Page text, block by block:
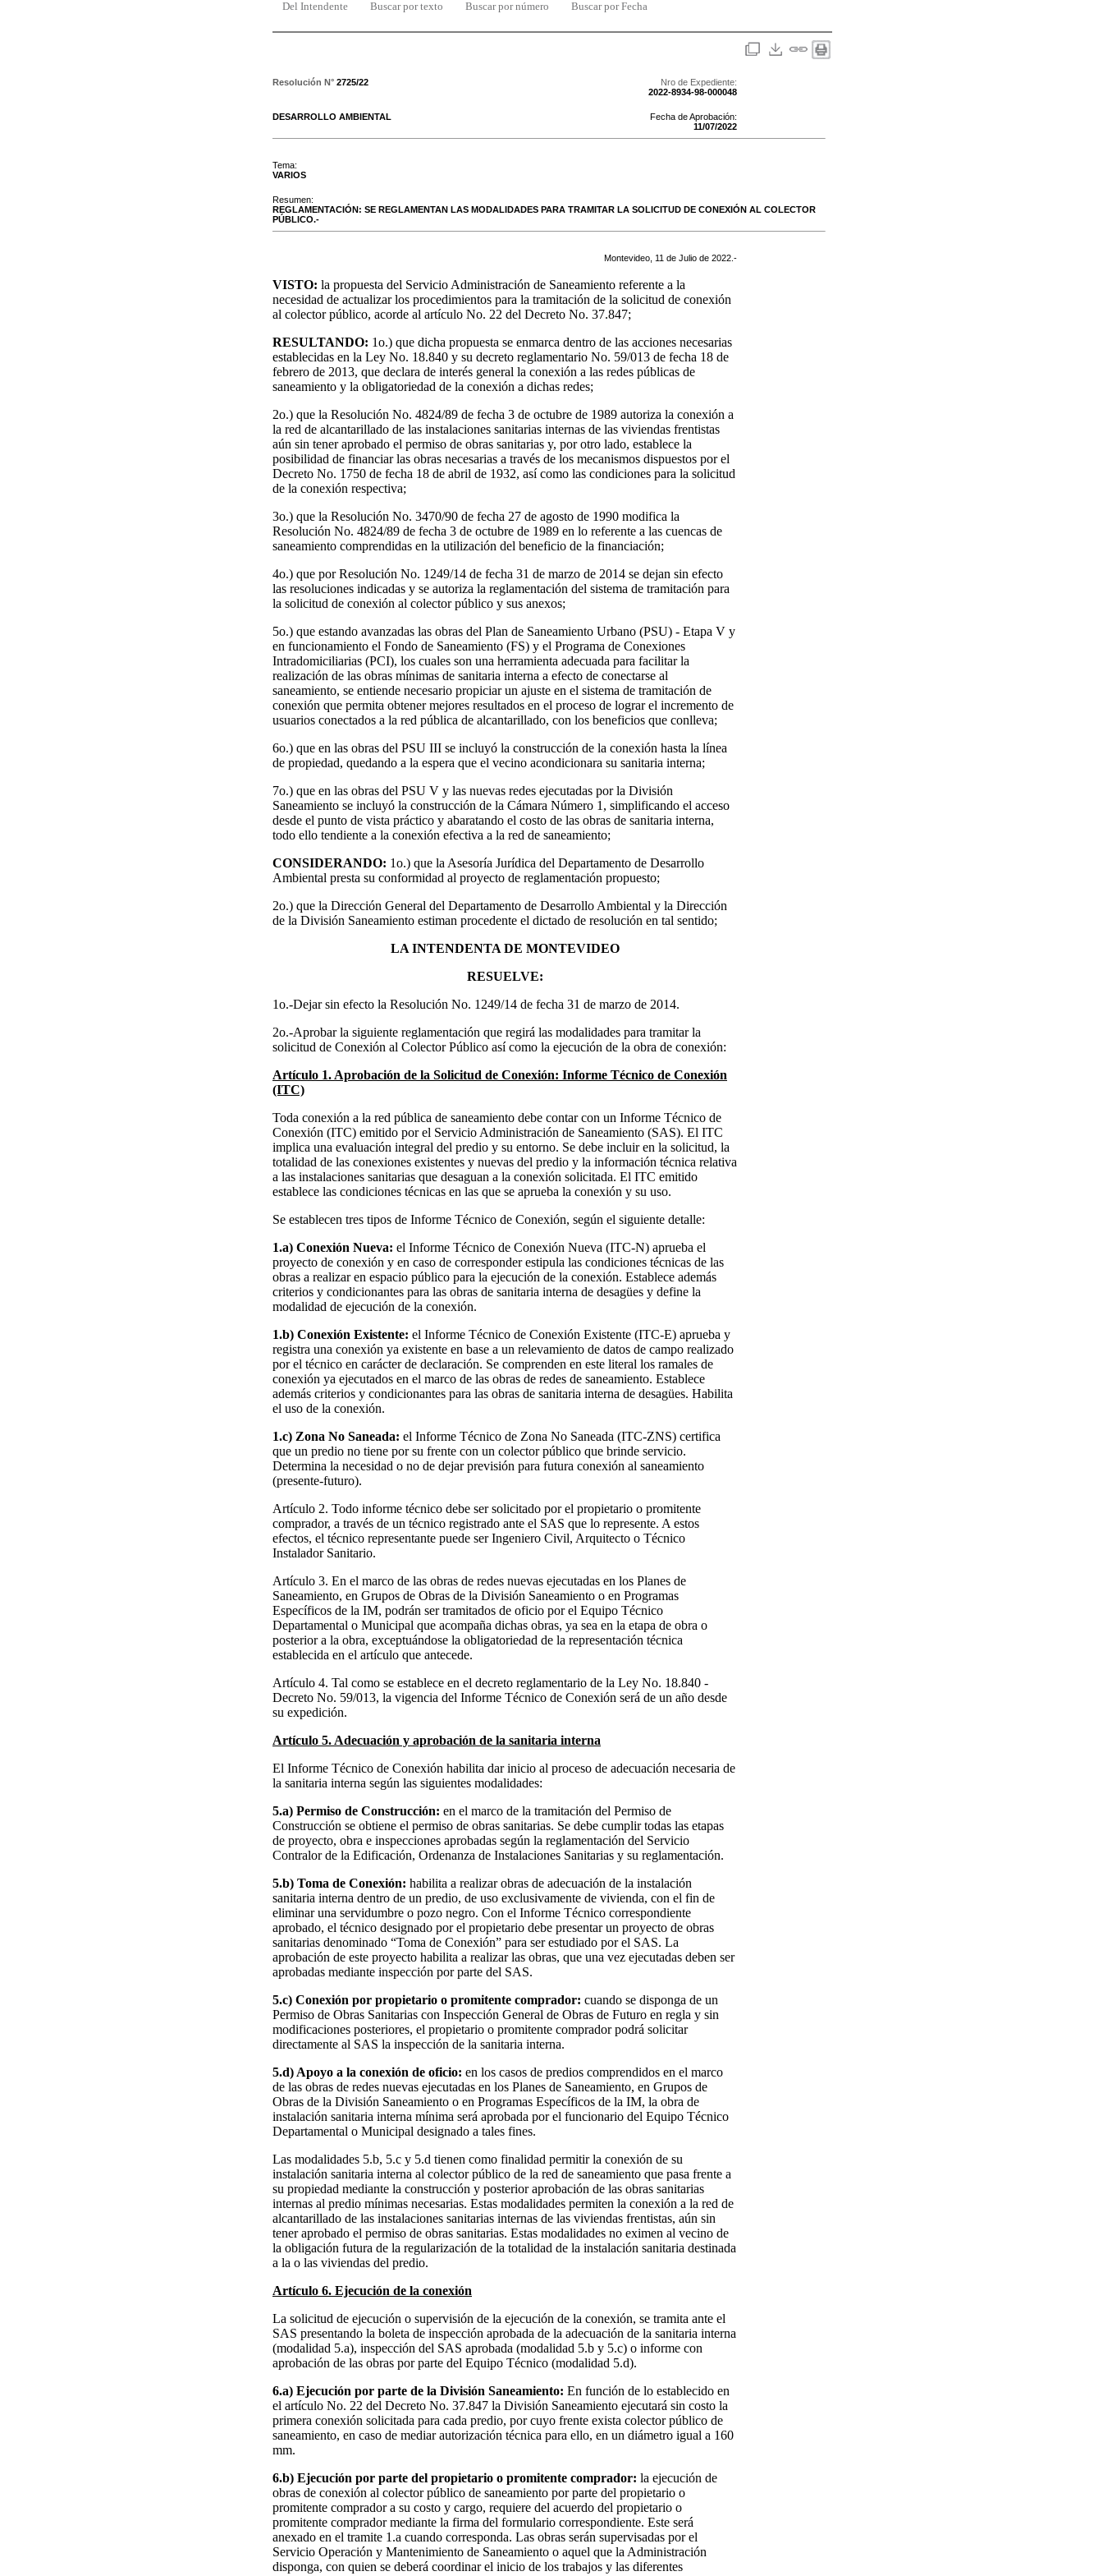
Del Intendente Buscar por texto Buscar por número Buscar por Fecha
Resolución N° 2725/22
Nro de Expediente:
2022-8934-98-000048
DESARROLLO AMBIENTAL
Fecha de Aprobación:
11/07/2022
Tema:
VARIOS
Resumen:
REGLAMENTACIÓN: SE REGLAMENTAN LAS MODALIDADES PARA TRAMITAR LA SOLICITUD DE CONEXIÓN AL COLECTOR
PÚBLICO.-
Montevideo, 11 de Julio de 2022 .-
VISTO: la propuesta del Servicio Administración de Saneamiento referente a la
necesidad de actualizar los procedimientos para la tramitación de la solicitud de conexión
al colector público, acorde al artículo No. 22 del Decreto No. 37.847;
RESULTANDO: 1o.) que dicha propuesta se enmarca dentro de las acciones necesarias
establecidas en la Ley No. 18.840 y su decreto reglamentario No. 59/013 de fecha 18 de
febrero de 2013, que declara de interés general la conexión a las redes públicas de
saneamiento y la obligatoriedad de la conexión a dichas redes;
2o.) que la Resolución No. 4824/89 de fecha 3 de octubre de 1989 autoriza la conexión a
la red de alcantarillado de las instalaciones sanitarias internas de las viviendas frentistas
aún sin tener aprobado el permiso de obras sanitarias y, por otro lado, establece la
posibilidad de financiar las obras necesarias a través de los mecanismos dispuestos por el
Decreto No. 1750 de fecha 18 de abril de 1932, así como las condiciones para la solicitud
de la conexión respectiva;
3o.) que la Resolución No. 3470/90 de fecha 27 de agosto de 1990 modifica la
Resolución No. 4824/89 de fecha 3 de octubre de 1989 en lo referente a las cuencas de
saneamiento comprendidas en la utilización del beneficio de la financiación;
4o.) que por Resolución No. 1249/14 de fecha 31 de marzo de 2014 se dejan sin efecto
las resoluciones indicadas y se autoriza la reglamentación del sistema de tramitación para
la solicitud de conexión al colector público y sus anexos;
5o.) que estando avanzadas las obras del Plan de Saneamiento Urbano (PSU) - Etapa V y
en funcionamiento el Fondo de Saneamiento (FS) y el Programa de Conexiones
Intradomiciliarias (PCI), los cuales son una herramienta adecuada para facilitar la
realización de las obras mínimas de sanitaria interna a efecto de conectarse al
saneamiento, se entiende necesario propiciar un ajuste en el sistema de tramitación de
conexión que permita obtener mejores resultados en el proceso de lograr el incremento de
usuarios conectados a la red pública de alcantarillado, con los beneficios que conlleva;
6o.) que en las obras del PSU III se incluyó la construcción de la conexión hasta la línea
de propiedad, quedando a la espera que el vecino acondicionara su sanitaria interna;
7o.) que en las obras del PSU V y las nuevas redes ejecutadas por la División
Saneamiento se incluyó la construcción de la Cámara Número 1, simplificando el acceso
desde el punto de vista práctico y abaratando el costo de las obras de sanitaria interna,
todo ello tendiente a la conexión efectiva a la red de saneamiento;
CONSIDERANDO: 1o.) que la Asesoría Jurídica del Departamento de Desarrollo
Ambiental presta su conformidad al proyecto de reglamentación propuesto;
2o.) que la Dirección General del Departamento de Desarrollo Ambiental y la Dirección
de la División Saneamiento estiman procedente el dictado de resolución en tal sentido;
LA INTENDENTA DE MONTEVIDEO
RESUELVE:
1o.-Dejar sin efecto la Resolución No. 1249/14 de fecha 31 de marzo de 2014.
2o.-Aprobar la siguiente reglamentación que regirá las modalidades para tramitar la
solicitud de Conexión al Colector Público así como la ejecución de la obra de conexión:
Artículo 1. Aprobación de la Solicitud de Conexión: Informe Técnico de Conexión
(ITC)
Toda conexión a la red pública de saneamiento debe contar con un Informe Técnico de
Conexión (ITC) emitido por el Servicio Administración de Saneamiento (SAS). El ITC
implica una evaluación integral del predio y su entorno. Se debe incluir en la solicitud, la
totalidad de las conexiones existentes y nuevas del predio y la información técnica relativa
a las instalaciones sanitarias que desaguan a la conexión solicitada. El ITC emitido
establece las condiciones técnicas en las que se aprueba la conexión y su uso.
Se establecen tres tipos de Informe Técnico de Conexión, según el siguiente detalle:
1.a) Conexión Nueva: el Informe Técnico de Conexión Nueva (ITC-N) aprueba el
proyecto de conexión y en caso de corresponder estipula las condiciones técnicas de las
obras a realizar en espacio público para la ejecución de la conexión. Establece además
criterios y condicionantes para las obras de sanitaria interna de desagües y define la
modalidad de ejecución de la conexión.
1.b) Conexión Existente: el Informe Técnico de Conexión Existente (ITC-E) aprueba y
registra una conexión ya existente en base a un relevamiento de datos de campo realizado
por el técnico en carácter de declaración. Se comprenden en este literal los ramales de
conexión ya ejecutados en el marco de las obras de redes de saneamiento. Establece
además criterios y condicionantes para las obras de sanitaria interna de desagües. Habilita
el uso de la conexión.
1.c) Zona No Saneada: el Informe Técnico de Zona No Saneada (ITC-ZNS) certifica
que un predio no tiene por su frente con un colector público que brinde servicio.
Determina la necesidad o no de dejar previsión para futura conexión al saneamiento
(presente-futuro).
Artículo 2. Todo informe técnico debe ser solicitado por el propietario o promitente
comprador, a través de un técnico registrado ante el SAS que lo represente. A estos
efectos, el técnico representante puede ser Ingeniero Civil, Arquitecto o Técnico
Instalador Sanitario.
Artículo 3. En el marco de las obras de redes nuevas ejecutadas en los Planes de
Saneamiento, en Grupos de Obras de la División Saneamiento o en Programas
Específicos de la IM, podrán ser tramitados de oficio por el Equipo Técnico
Departamental o Municipal que acompaña dichas obras, ya sea en la etapa de obra o
posterior a la obra, exceptuándose la obligatoriedad de la representación técnica
establecida en el artículo que antecede.
Artículo 4. Tal como se establece en el decreto reglamentario de la Ley No. 18.840 -
Decreto No. 59/013, la vigencia del Informe Técnico de Conexión será de un año desde
su expedición.
Artículo 5. Adecuación y aprobación de la sanitaria interna
El Informe Técnico de Conexión habilita dar inicio al proceso de adecuación necesaria de
la sanitaria interna según las siguientes modalidades:
5.a) Permiso de Construcción: en el marco de la tramitación del Permiso de
Construcción se obtiene el permiso de obras sanitarias. Se debe cumplir todas las etapas
de proyecto, obra e inspecciones aprobadas según la reglamentación del Servicio
Contralor de la Edificación, Ordenanza de Instalaciones Sanitarias y su reglamentación.
5.b) Toma de Conexión: habilita a realizar obras de adecuación de la instalación
sanitaria interna dentro de un predio, de uso exclusivamente de vivienda, con el fin de
eliminar una servidumbre o pozo negro. Con el Informe Técnico correspondiente
aprobado, el técnico designado por el propietario debe presentar un proyecto de obras
sanitarias denominado “Toma de Conexión” para ser estudiado por el SAS. La
aprobación de este proyecto habilita a realizar las obras, que una vez ejecutadas deben ser
aprobadas mediante inspección por parte del SAS.
5.c) Conexión por propietario o promitente comprador: cuando se disponga de un
Permiso de Obras Sanitarias con Inspección General de Obras de Futuro en regla y sin
modificaciones posteriores, el propietario o promitente comprador podrá solicitar
directamente al SAS la inspección de la sanitaria interna.
5.d) Apoyo a la conexión de oficio: en los casos de predios comprendidos en el marco
de las obras de redes nuevas ejecutadas en los Planes de Saneamiento, en Grupos de
Obras de la División Saneamiento o en Programas Específicos de la IM, la obra de
instalación sanitaria interna mínima será aprobada por el funcionario del Equipo Técnico
Departamental o Municipal designado a tales fines.
Las modalidades 5.b, 5.c y 5.d tienen como finalidad permitir la conexión de su
instalación sanitaria interna al colector público de la red de saneamiento que pasa frente a
su propiedad mediante la construcción y posterior aprobación de las obras sanitarias
internas al predio mínimas necesarias. Estas modalidades permiten la conexión a la red de
alcantarillado de las instalaciones sanitarias internas de las viviendas frentistas, aún sin
tener aprobado el permiso de obras sanitarias. Estas modalidades no eximen al vecino de
la obligación futura de la regularización de la totalidad de la instalación sanitaria destinada
a la o las viviendas del predio.
Artículo 6. Ejecución de la conexión
La solicitud de ejecución o supervisión de la ejecución de la conexión, se tramita ante el
SAS presentando la boleta de inspección aprobada de la adecuación de la sanitaria interna
(modalidad 5.a), inspección del SAS aprobada (modalidad 5.b y 5.c) o informe con
aprobación de las obras por parte del Equipo Técnico (modalidad 5.d).
6.a) Ejecución por parte de la División Saneamiento: En función de lo establecido en
el artículo No. 22 del Decreto No. 37.847 la División Saneamiento ejecutará sin costo la
primera conexión solicitada para cada predio, por cuyo frente exista colector público de
saneamiento, en caso de mediar autorización técnica para ello, en un diámetro igual a 160
mm.
6.b) Ejecución por parte del propietario o promitente comprador: la ejecución de
obras de conexión al colector público de saneamiento por parte del propietario o
promitente comprador a su costo y cargo, requiere del acuerdo del propietario o
promitente comprador mediante la firma del formulario correspondiente. Este será
anexado en el tramite 1.a cuando corresponda. Las obras serán supervisadas por el
Servicio Operación y Mantenimiento de Saneamiento o aquel que la Administración
disponga, con quien se deberá coordinar el inicio de los trabajos y las diferentes